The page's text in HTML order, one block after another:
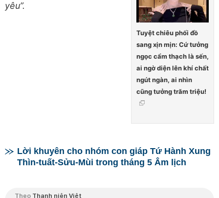
Tuyệt chiêu phối đồ
sang xịn mịn: Cứ tưởng
ngọc cẩm thạch là sến,
ai ngờ diện lên khí chất
ngút ngàn, ai nhìn
cũng tưởng trăm triệu!
yêu”.
Lời khuyên cho nhóm con giáp Tứ Hành Xung
Thìn-tuất-Sửu-Mùi trong tháng 5 Âm lịch
Theo Thanh niên Việt